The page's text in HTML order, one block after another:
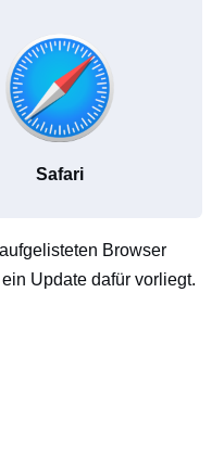
Safari
Browser
Update dafür vorliegt.